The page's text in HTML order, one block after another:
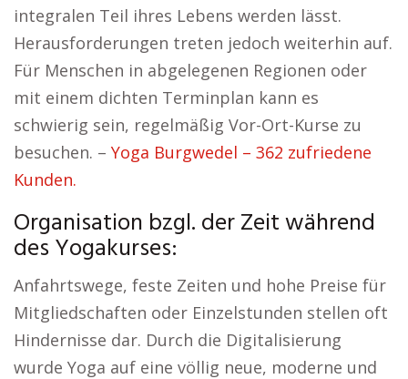
integralen Teil ihres Lebens werden lässt.
Herausforderungen treten jedoch weiterhin auf.
Für Menschen in abgelegenen Regionen oder
mit einem dichten Terminplan kann es
schwierig sein, regelmäßig Vor-Ort-Kurse zu
besuchen. – Yoga Burgwedel – 362 zufriedene
Kunden.
Organisation bzgl. der Zeit während
des Yogakurses:
Anfahrtswege, feste Zeiten und hohe Preise für
Mitgliedschaften oder Einzelstunden stellen oft
Hindernisse dar. Durch die Digitalisierung
wurde Yoga auf eine völlig neue, moderne und